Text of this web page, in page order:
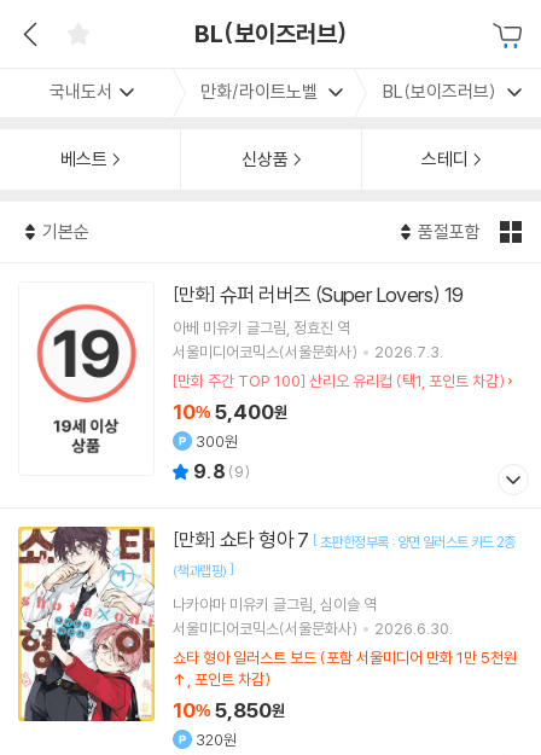
BL(보이즈러브)
국내도서 만화/라이트노벨 BL(보이즈러브)
베스트 신상품 스테디
기본순 품절포함
[만화] 슈퍼 러버즈 (Super Lovers) 19
아베 미유키 글그림 정효진 역
서울미디어코믹스(서울문화사)
2026.7.3.
[만화 주간 TOP 100] 산리오 유리컵 (택1, 포인트 차감)
10% 5,400원
300원
9.8 (9)
[만화] 쇼타 형아 7 [초판한정부록 : 양면 일러스트 카드 2종
(책과랩핑) ]
나카야마 미유키 글그림 심이슬 역
서울미디어코믹스(서울문화사)
2026.6.30.
쇼타 형아 일러스트 보드 (포함 서울미디어 만화 1만 5천원
↑, 포인트 차감)
10% 5,850원
320원